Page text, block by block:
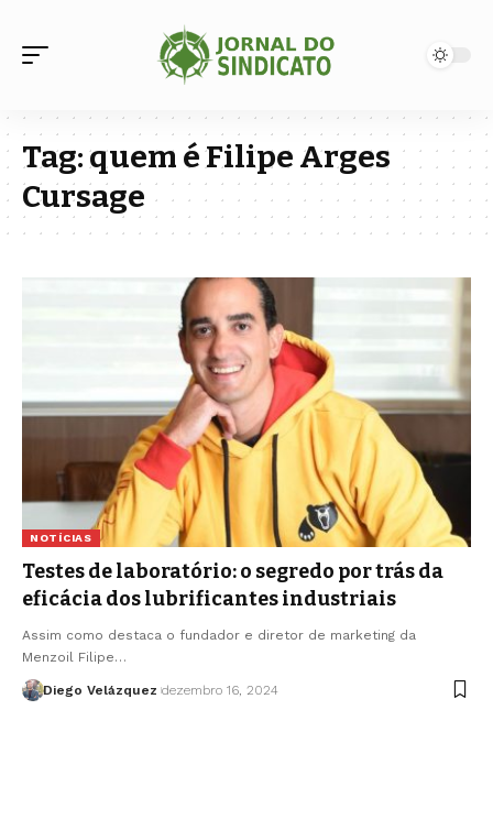
Tag:quem é Filipe Arges
Cursage
NOTÍCIAS
Testes de laboratório: o segredo por trás da
eficácia dos lubrificantes industriais
Assim como destaca o fundador e diretor de marketing da
Menzoil Filipe…
Diego Velázquez dezembro 16, 2024